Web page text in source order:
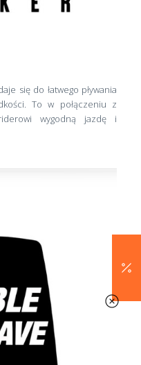
się do łatwego pływania
To w połączeniu z
wygodną jazdę i